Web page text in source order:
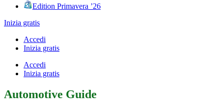
Edition Primavera ’26
Inizia gratis
Accedi
Inizia gratis
Accedi
Inizia gratis
Automotive Guide